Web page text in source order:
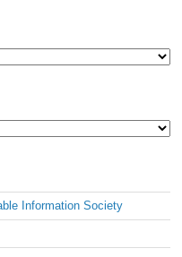
Information Society